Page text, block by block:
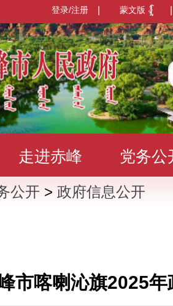
蒙文版
登录/注册
走进赤峰 党务公
政民互动 数据发
公开 > 政府信息公开
市喀喇沁旗2025